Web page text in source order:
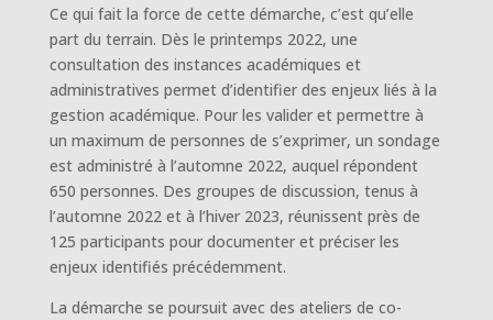
Ce qui fait la force de cette démarche, c’est qu’elle
part du terrain. Dès le printemps 2022, une
consultation des instances académiques et
administratives permet d’identifier des enjeux liés à la
gestion académique. Pour les valider et permettre à
un maximum de personnes de s’exprimer, un sondage
est administré à l’automne 2022, auquel répondent
650 personnes. Des groupes de discussion, tenus à
l’automne 2022 et à l’hiver 2023, réunissent près de
125 participants pour documenter et préciser les
enjeux identifiés précédemment.
La démarche se poursuit avec des ateliers de co-